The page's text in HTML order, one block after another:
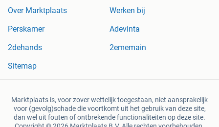
Over Marktplaats
Werken bij
Perskamer
Adevinta
2dehands
2ememain
Sitemap
Marktplaats is, voor zover wettelijk toegestaan, niet aansprakelijk
voor (gevolg)schade die voortkomt uit het gebruik van deze site,
dan wel uit fouten of ontbrekende functionaliteiten op deze site.